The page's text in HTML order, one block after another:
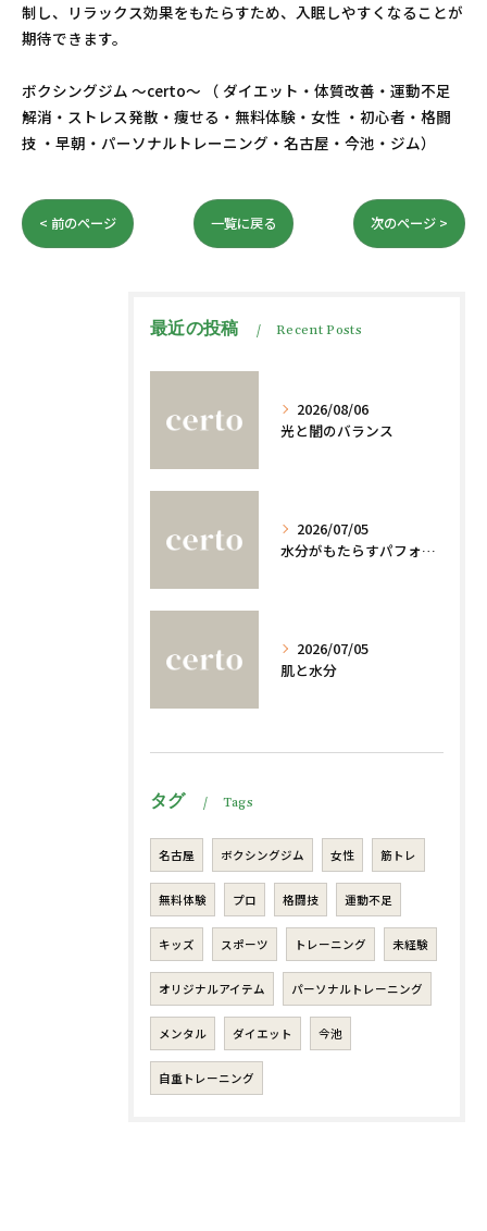
制し、リラックス効果をもたらすため、入眠しやすくなることが
期待できます。
ボクシングジム ～certo～ （ ダイエット・体質改善・運動不足
解消・ストレス発散・痩せる・無料体験・女性 ・初心者・格闘
技 ・早朝・パーソナルトレーニング・名古屋・今池・ジム）
< 前のページ 一覧に戻る 次のページ >
最近の投稿 Recent Posts
2026/08/06
光と闇のバランス
2026/07/05
水分がもたらすパフォーマンスへの影響
2026/07/05
肌と水分
タグ Tags
名古屋 ボクシングジム 女性 筋トレ
無料体験 プロ 格闘技 運動不足
キッズ スポーツ トレーニング 未経験
オリジナルアイテム パーソナルトレーニング
メンタル ダイエット 今池
自重トレーニング